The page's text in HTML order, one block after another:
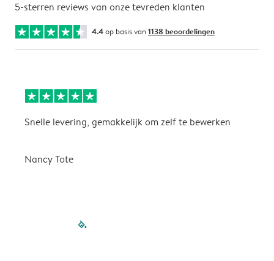
5-sterren reviews van onze tevreden klanten
4.4op basis van 1138 beoordelingen
Snelle levering, gemakkelijk om zelf te bewerken
Nancy Tote
filled-pagination